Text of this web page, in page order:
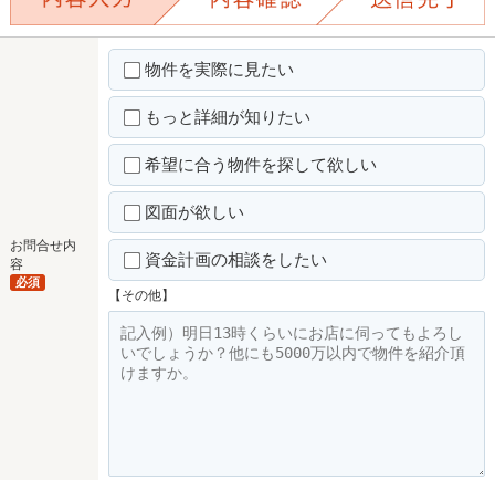
お問合せ内
容
必須
物件を実際に見たい
もっと詳細が知りたい
希望に合う物件を探して欲しい
図面が欲しい
資金計画の相談をしたい
【その他】